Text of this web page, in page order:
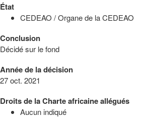
État
CEDEAO / Organe de la CEDEAO
Conclusion
Décidé sur le fond
Année de la décision
27 oct. 2021
Droits de la Charte africaine allégués
Aucun indiqué